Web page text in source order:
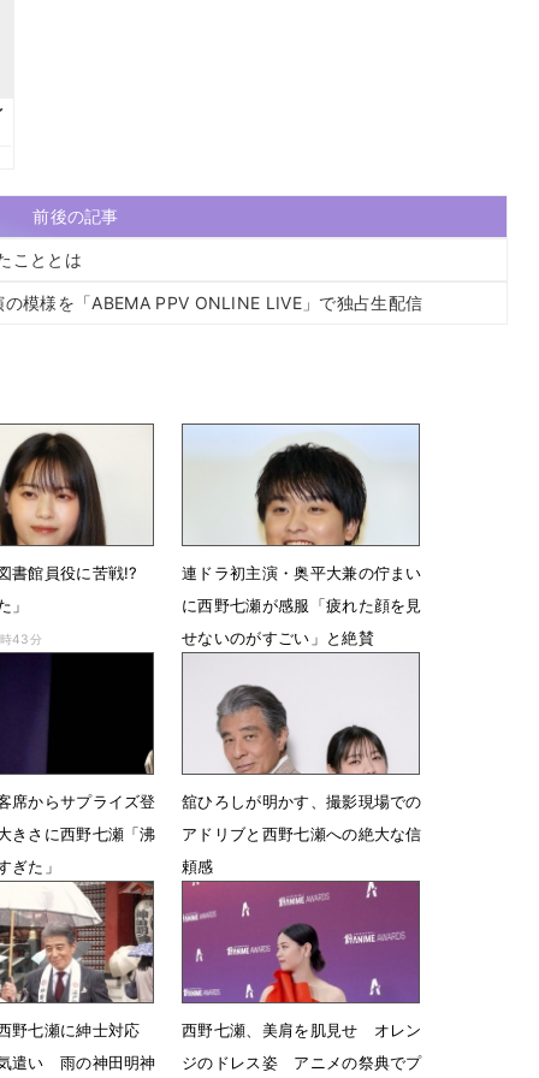
前後の記事
こととは
模様を「ABEMA PPV ONLINE LIVE」で独占生配信
書館員役に苦戦!?
」
43分
連ドラ初主演・奥平大兼の佇まい
に西野七瀬が感服「疲れた顔を見
せないのがすごい」と絶賛
席からサプライズ登
さに西野七瀬「沸
ぎた」
舘ひろしが明かす、撮影現場での
アドリブと西野七瀬への絶大な信
頼感
6月19日 07時00分
野七瀬に紳士対応
遣い 雨の神田明神
西野七瀬、美肩を肌見せ オレン
ジのドレス姿 アニメの祭典でプ